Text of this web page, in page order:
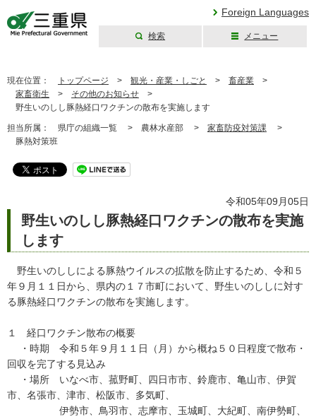
Foreign Languages
検索 メニュー
現在位置： トップページ > 観光・産業・しごと > 畜産業 >
家畜衛生 > その他のお知らせ >
野生いのしし豚熱経口ワクチンの散布を実施します
担当所属： 県庁の組織一覧 > 農林水産部 > 家畜防疫対策課 >
豚熱対策班
令和05年09月05日
野生いのしし豚熱経口ワクチンの散布を実施
します
野生いのししによる豚熱ウイルスの拡散を防止するため、令和５
年９月１１日から、県内の１７市町において、野生いのししに対す
る豚熱経口ワクチンの散布を実施します。
１ 経口ワクチン散布の概要
・時期 令和５年９月１１日（月）から概ね５０日程度で散布・
回収を完了する見込み
・場所 いなべ市、菰野町、四日市市、鈴鹿市、亀山市、伊賀
市、名張市、津市、松阪市、多気町、
伊勢市、鳥羽市、志摩市、玉城町、大紀町、南伊勢町、